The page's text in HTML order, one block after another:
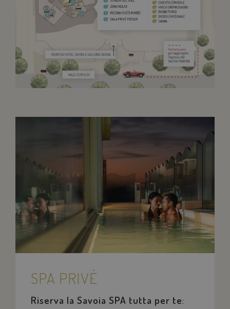
SPA PRIVÈ
Riserva la Savoia SPA tutta per te: